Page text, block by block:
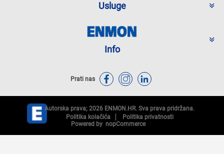
Usluge
Info
Prati nas
Autorska prava; 2026 ENMON.HR. Sva prava pridržana.
Politika kolačića
Politika privatnosti
Powered by nopCommerce